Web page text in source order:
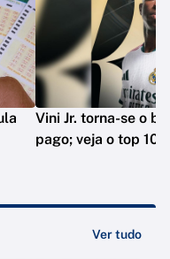
Vini Jr. torna-se o
pago; veja o top 10
Ver tudo